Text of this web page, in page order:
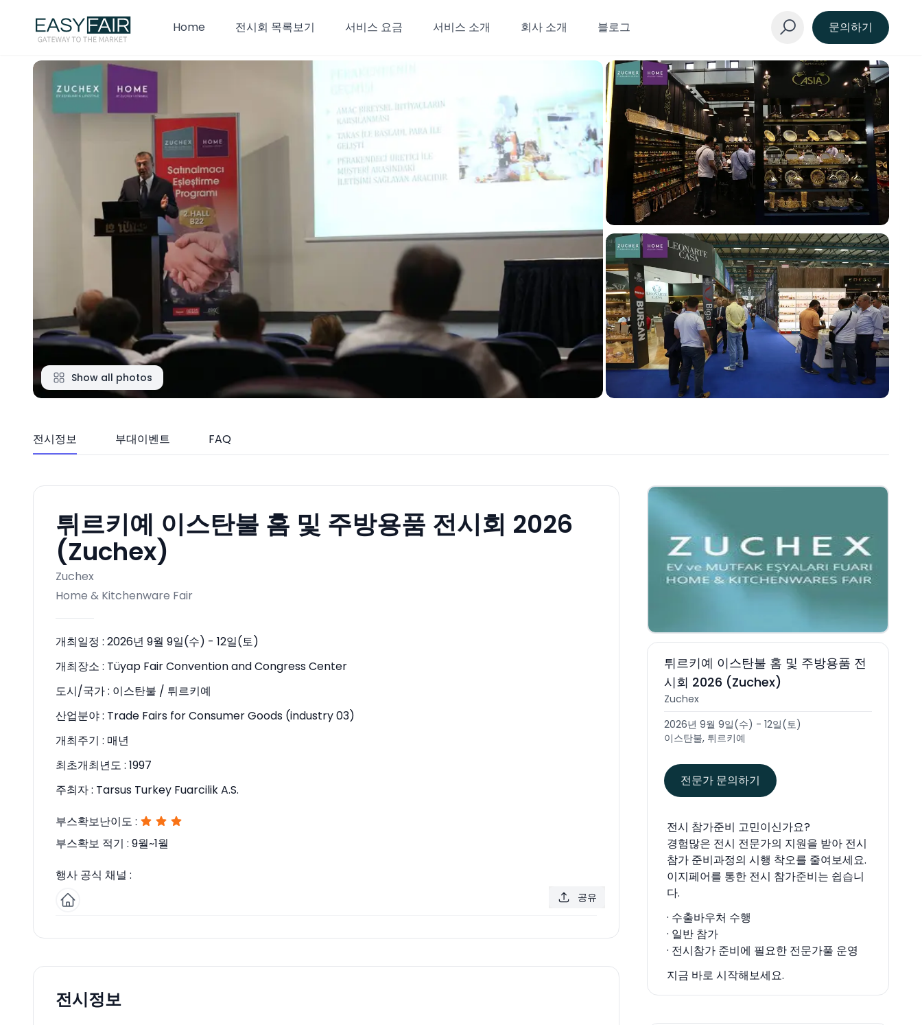
Home 전시회 목록보기 서비스 요금 서비스 소개 회사 소개 블로그 문의하기
Show all photos
전시정보 부대이벤트 FAQ
공유
튀르키예 이스탄불 홈 및 주방용품 전시회 2026
(Zuchex)
Zuchex
Home & Kitchenware Fair
개최일정 : 2026년 9월 9일(수) - 12일(토)
개최장소 : Tüyap Fair Convention and Congress Center
도시/국가 : 이스탄불 / 튀르키예
산업분야 : Trade Fairs for Consumer Goods (industry 03)
개최주기 : 매년
최초개최년도 : 1997
주최자 : Tarsus Turkey Fuarcilik A.S.
부스확보난이도 :
부스확보 적기 : 9월~1월
행사 공식 채널 :
전시정보
튀르키예 이스탄불 홈 및 주방용품 전
시회 2026 (Zuchex)
Zuchex
2026년 9월 9일(수) - 12일(토)
이스탄불, 튀르키예
전문가 문의하기
전시 참가준비 고민이신가요?
경험많은 전시 전문가의 지원을 받아 전시
참가 준비과정의 시행 착오를 줄여보세요.
이지페어를 통한 전시 참가준비는 쉽습니
다.
· 수출바우처 수행
· 일반 참가
· 전시참가 준비에 필요한 전문가풀 운영
지금 바로 시작해보세요.